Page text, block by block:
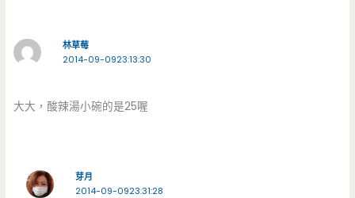
林草莓
2014-09-0923:13:30
大大，酸辣湯小碗的是25喔
芽月
2014-09-0923:31:28